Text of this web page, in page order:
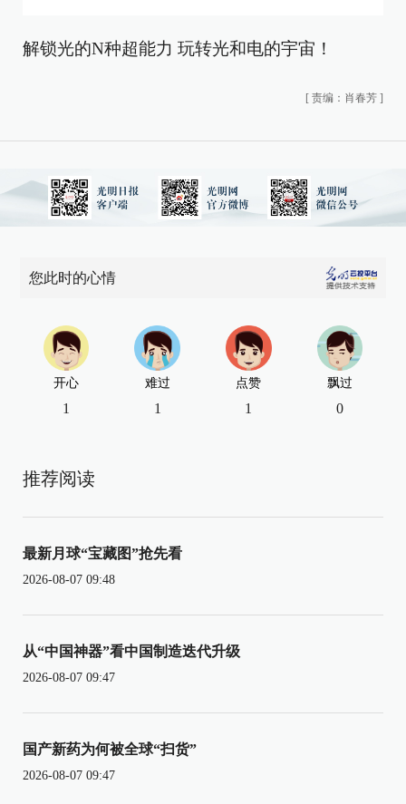
解锁光的N种超能力 玩转光和电的宇宙！
[ 责编：肖春芳 ]
您此时的心情
开心
1
难过
1
点赞
1
飘过
0
推荐阅读
最新月球“宝藏图”抢先看
2026-08-07 09:48
从“中国神器”看中国制造迭代升级
2026-08-07 09:47
国产新药为何被全球“扫货”
2026-08-07 09:47